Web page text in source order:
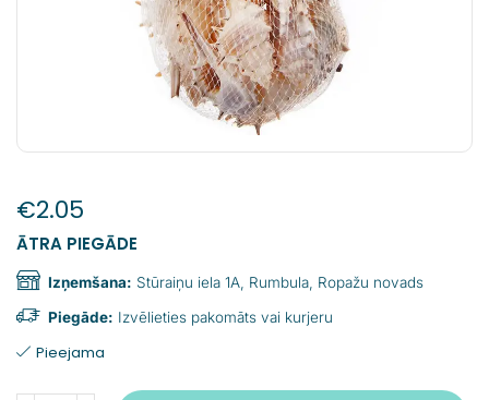
€2.05
ĀTRA PIEGĀDE
Izņemšana: Stūraiņu iela 1A, Rumbula, Ropažu novads
Piegāde: Izvēlieties pakomāts vai kurjeru
Pieejama